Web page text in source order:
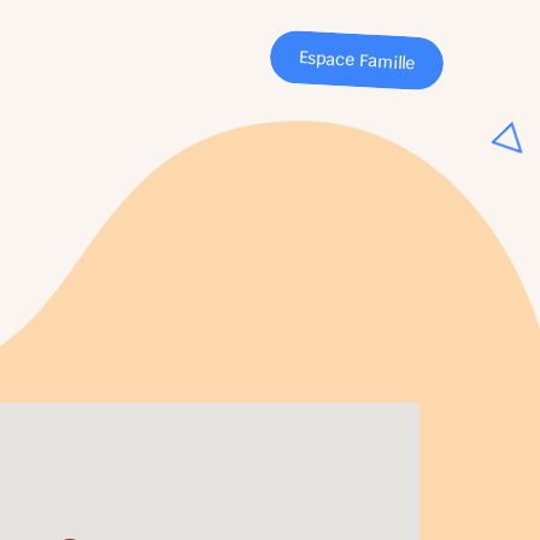
Espace Famille